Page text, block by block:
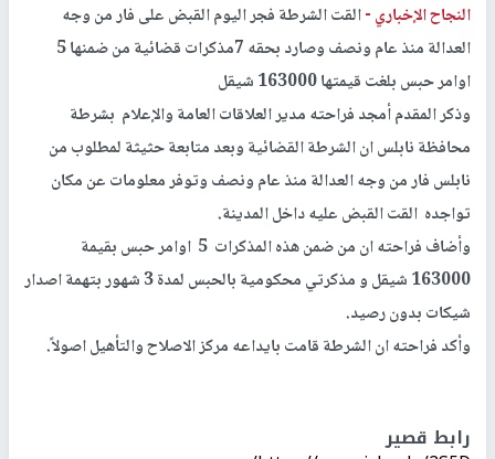
النجاح الإخباري -القت الشرطة فجر اليوم القبض على فار من وجه
العدالة منذ عام ونصف وصارد بحقه 7مذكرات قضائية من ضمنها 5
اوامر حبس بلغت قيمتها 163000 شيقل
وذكر المقدم أمجد فراحته مدير العلاقات العامة والإعلام بشرطة
محافظة نابلس ان الشرطة القضائية وبعد متابعة حثيثة لمطلوب من
نابلس فار من وجه العدالة منذ عام ونصف وتوفر معلومات عن مكان
تواجده القت القبض عليه داخل المدينة.
وأضاف فراحته ان من ضمن هذه المذكرات 5 اوامر حبس بقيمة
163000 شيقل و مذكرتي محكومية بالحبس لمدة 3 شهور بتهمة اصدار
شيكات بدون رصيد.
وأكد فراحته ان الشرطة قامت بايداعه مركز الاصلاح والتأهيل اصولاً.
رابط قصير